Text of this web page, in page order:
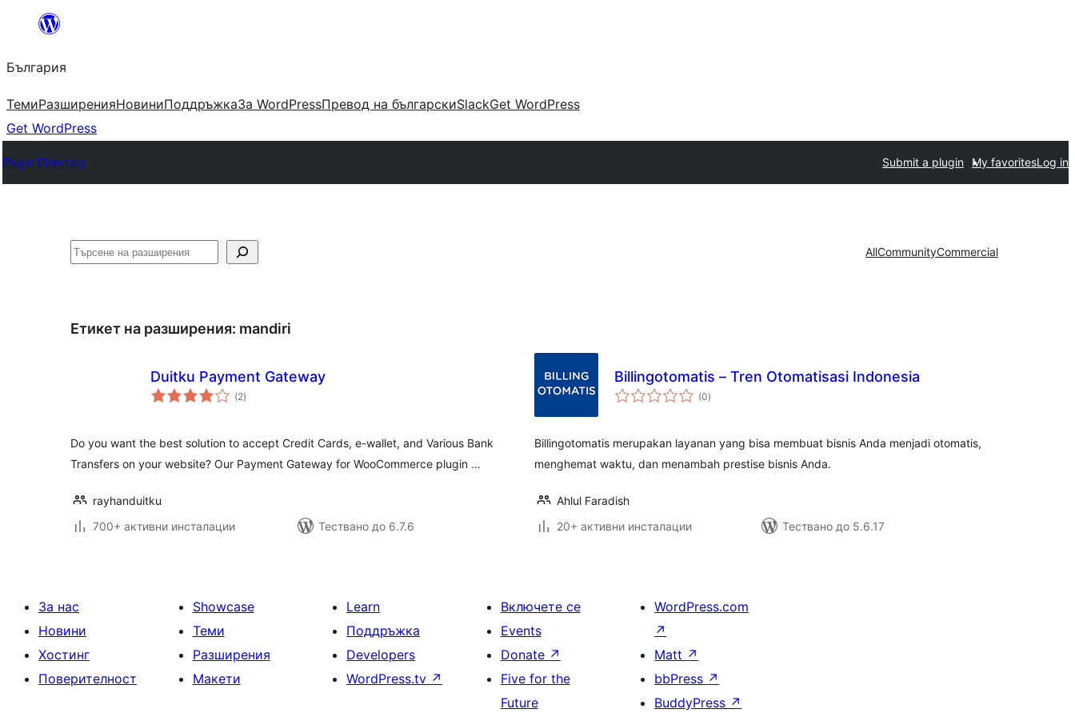
България
ТемиРазширенияНовиниПоддръжкаЗа WordPressПревод на българскиSlackGet WordPress
Get WordPress
Plugin Directory Submit a plugin My favoritesLog in
Търсене AllCommunityCommercial
Етикет на разширения: mandiri
Duitku Payment Gateway
(2общо
оценки
)
Do you want the best solution to accept Credit Cards, e-wallet, and Various Bank
Transfers on your website? Our Payment Gateway for WooCommerce plugin …
rayhanduitku
700+ активни инсталации
Тествано до 6.7.6
Billingotomatis – Tren Otomatisasi Indonesia
(0общо
оценки
)
Billingotomatis merupakan layanan yang bisa membuat bisnis Anda menjadi otomatis,
menghemat waktu, dan menambah prestise bisnis Anda.
Ahlul Faradish
20+ активни инсталации
Тествано до 5.6.17
За нас
Новини
Хостинг
Поверителност
Showcase
Теми
Разширения
Макети
Learn
Поддръжка
Developers
WordPress.tv ↗
Включете се
Events
Donate ↗
Five for the
Future
WordPress.com
↗
Matt ↗
bbPress ↗
BuddyPress ↗